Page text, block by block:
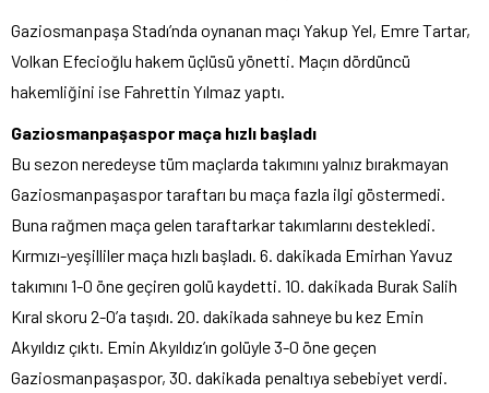
Gaziosmanpaşa Stadı’nda oynanan maçı Yakup Yel, Emre Tartar,
Volkan Efecioğlu hakem üçlüsü yönetti. Maçın dördüncü
hakemliğini ise Fahrettin Yılmaz yaptı.
Gaziosmanpaşaspor maça hızlı başladı
Bu sezon neredeyse tüm maçlarda takımını yalnız bırakmayan
Gaziosmanpaşaspor taraftarı bu maça fazla ilgi göstermedi.
Buna rağmen maça gelen taraftarkar takımlarını destekledi.
Kırmızı-yeşilliler maça hızlı başladı. 6. dakikada Emirhan Yavuz
takımını 1-0 öne geçiren golü kaydetti. 10. dakikada Burak Salih
Kıral skoru 2-0’a taşıdı. 20. dakikada sahneye bu kez Emin
Akyıldız çıktı. Emin Akyıldız’ın golüyle 3-0 öne geçen
Gaziosmanpaşaspor, 30. dakikada penaltıya sebebiyet verdi.